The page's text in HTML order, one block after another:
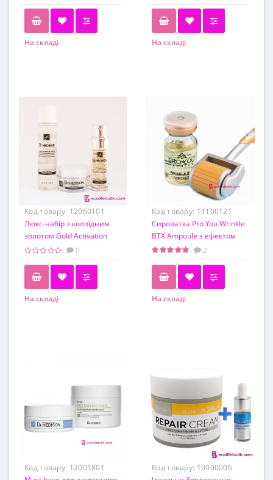
На складі
На складі
Код товару: 12060101
Люкс-набір з колоїдним
золотом Gold Activation
Line Dr.Hedison
0
На складі
Код товару: 11100121
Cироватка Pro You Wrinkle
BTX Ampoule з ефектом
ботулотоксину 8 мл +
2
На складі
Код товару: 12001801
Код товару: 10000006